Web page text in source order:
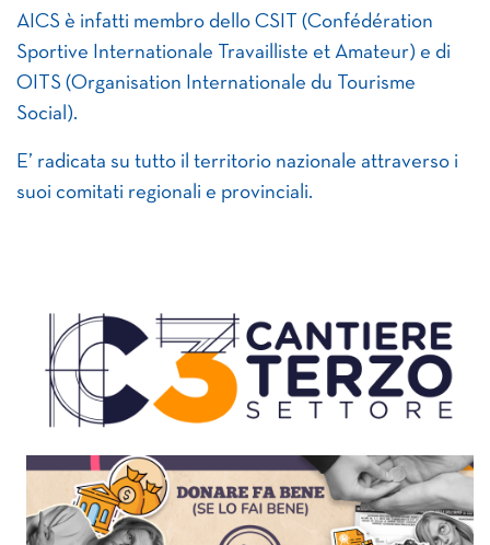
AICS è infatti membro dello CSIT (Confédération
Sportive Internationale Travailliste et Amateur) e di
OITS (Organisation Internationale du Tourisme
Social).
E’ radicata su tutto il territorio nazionale attraverso i
suoi comitati regionali e provinciali.